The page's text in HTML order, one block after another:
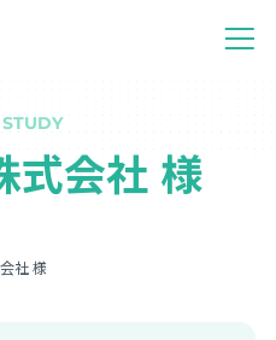
式会社 様
社 様